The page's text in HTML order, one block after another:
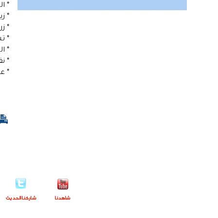
*
*
*
*
*
*
*